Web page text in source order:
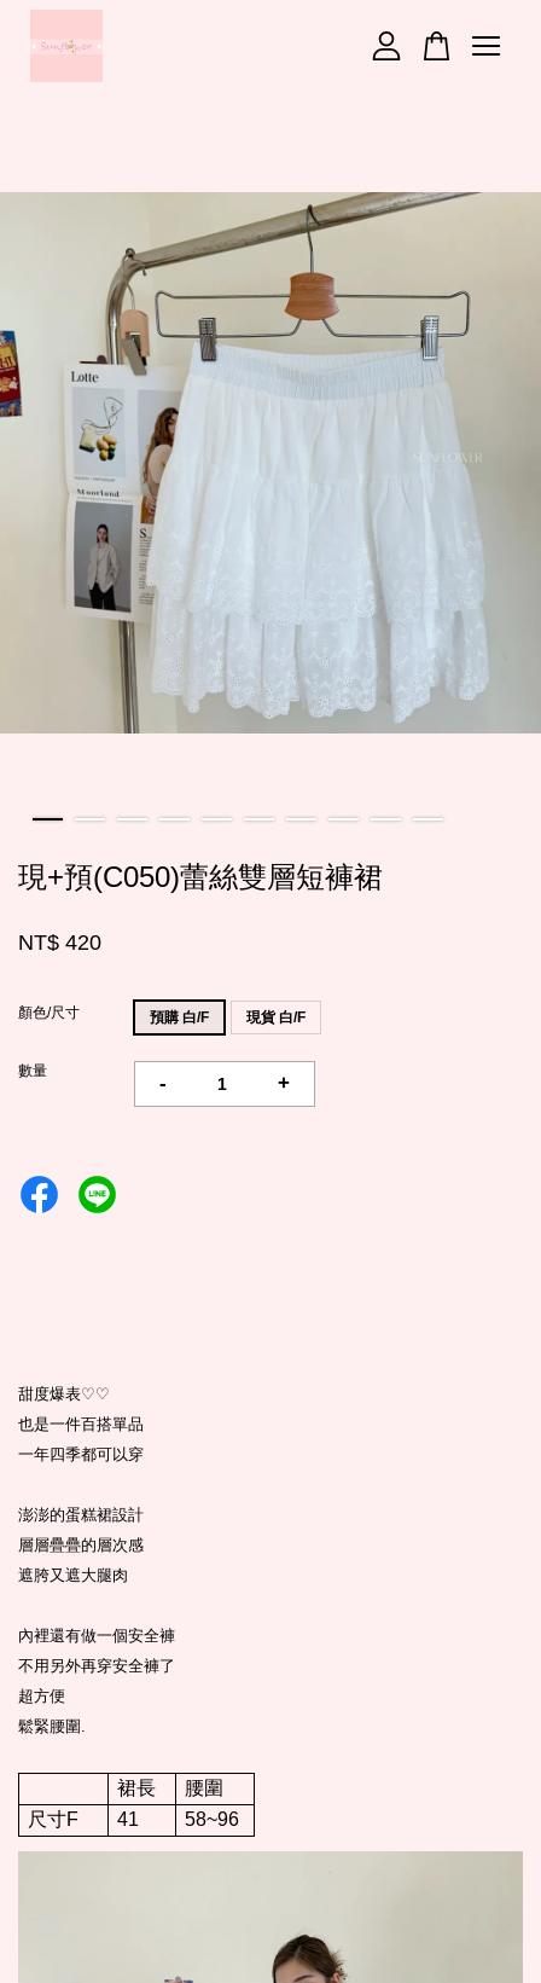
現+預(C050)蕾絲雙層短褲裙
NT$ 420
顏色/尺寸 預購 白/F 現貨 白/F
數量
- +
甜度爆表♡♡
也是一件百搭單品
一年四季都可以穿
澎澎的蛋糕裙設計
層層疊疊的層次感
遮胯又遮大腿肉
內裡還有做一個安全褲
不用另外再穿安全褲了
超方便
鬆緊腰圍
裙長
腰圍
尺寸F
41 58~96